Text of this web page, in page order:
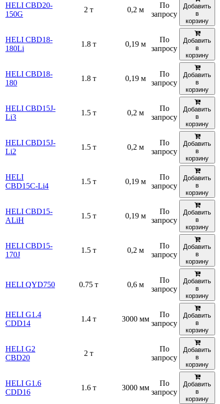
HELI CBD20-
150G
2 т 0,2 м
По
запросу
Добавить
в
корзину
HELI CBD18-
180Li
1.8 т 0,19 м
По
запросу
Добавить
в
корзину
HELI CBD18-
180
1.8 т 0,19 м
По
запросу
Добавить
в
корзину
HELI CBD15J-
Li3
1.5 т 0,2 м
По
запросу
Добавить
в
корзину
HELI CBD15J-
Li2
1.5 т 0,2 м
По
запросу
Добавить
в
корзину
HELI
CBD15C-Li4
1.5 т 0,19 м
По
запросу
Добавить
в
корзину
HELI CBD15-
ALiH
1.5 т 0,19 м
По
запросу
Добавить
в
корзину
HELI CBD15-
170J
1.5 т 0,2 м
По
запросу
Добавить
в
корзину
HELI QYD750 0.75 т 0,6 м
По
запросу
Добавить
в
корзину
HELI G1.4
CDD14
1.4 т 3000 мм
По
запросу
Добавить
в
корзину
HELI G2
CBD20
2 т
По
запросу
Добавить
в
корзину
HELI G1.6
CDD16
1.6 т 3000 мм
По
запросу
Добавить
в
корзину